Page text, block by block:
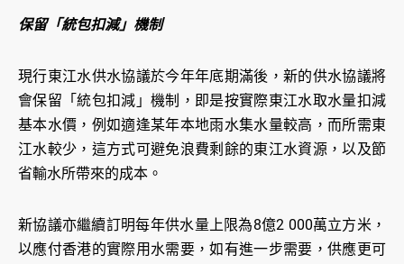
保留「統包扣減」機制
現行東江水供水協議於今年年底期滿後，新的供水協議將
會保留「統包扣減」機制，即是按實際東江水取水量扣減
基本水價，例如適逢某年本地雨水集水量較高，而所需東
江水較少，這方式可避免浪費剩餘的東江水資源，以及節
省輸水所帶來的成本。
新協議亦繼續訂明每年供水量上限為8億2 000萬立方米，
以應付香港的實際用水需要，如有進一步需要，供應更可